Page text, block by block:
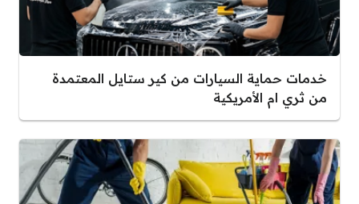
خدمات حماية السيارات من كير ستايل المعتمدة
من ثري ام الأمريكية